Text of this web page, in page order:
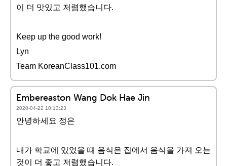
이 더 맛있고 저렴했습니다.
Keep up the good work!
Lyn
Team KoreanClass101.com
Embereaston Wang Dok Hae Jin
2020-04-22 10:13:23
안녕하세요 정은
내가 학교에 있었을 때 음식은 집에서 음식을 가져 오는
것이 더 좋고 저렴했습니다.